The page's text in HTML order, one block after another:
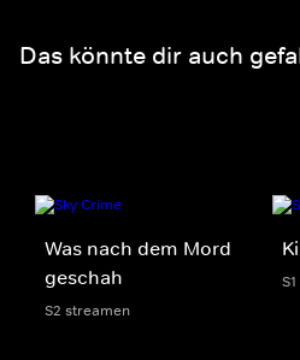
Das könnte dir auch
Was nach dem Mord
geschah
S2 streamen